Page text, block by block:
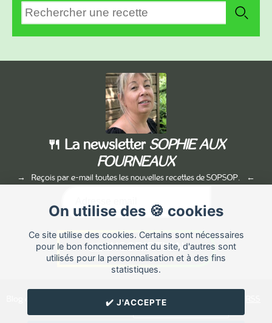
On utilise des 🍪 cookies
Ce site utilise des cookies. Certains sont nécessaires
pour le bon fonctionnement du site, d'autres sont
utilisés pour la personnalisation et à des fins
statistiques.
✔️ J'ACCEPTE
🍴 La newsletter SOPHIE AUX
FOURNEAUX
Reçois par e-mail toutes les nouvelles recettes de SOPSOP.
Blog de recettes de cuisine de SOPSOP créé sur